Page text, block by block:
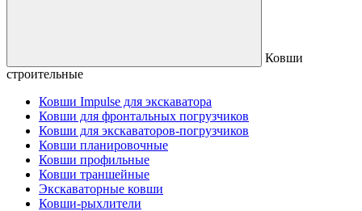
Ковши
строительные
Ковши Impulse для экскаватора
Ковши для фронтальных погрузчиков
Ковши для экскаваторов-погрузчиков
Ковши планировочные
Ковши профильные
Ковши траншейные
Экскаваторные ковши
Ковши-рыхлители